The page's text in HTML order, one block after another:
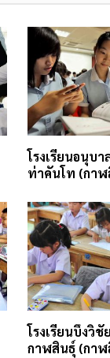
โรงเรียนอนุบ
ท่าคันโท (กา
โรงเรียนบึงวิชั
กาฬสินธุ์ (กา